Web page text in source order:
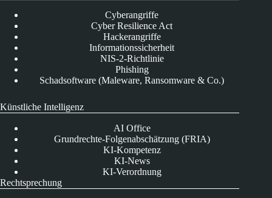
Cyberangriffe
Cyber Resilience Act
Hackerangriffe
Informationssicherheit
NIS-2-Richtlinie
Phishing
Schadsoftware (Maleware, Ransomware & Co.)
Künstliche Intelligenz
AI Office
Grundrechte-Folgenabschätzung (FRIA)
KI-Kompetenz
KI-News
KI-Verordnung
Rechtsprechung